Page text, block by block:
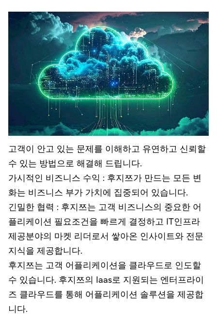
고객이 안고 있는 문제를 이해하고 유연하고 신뢰할
수 있는 방법으로 해결해 드립니다.
가시적인 비즈니스 수익 : 후지쯔가 만드는 모든 변
화는 비즈니스 부가 가치에 집중되어 있습니다.
긴밀한 협력 : 후지쯔는 고객 비즈니스의 중요한 어
플리케이션 필요조건을 빠르게 결정하고 IT인프라
제공분야의 마켓 리더로서 쌓아온 인사이트와 전문
지식을 제공합니다.
후지쯔는 고객 어플리케이션을 클라우드로 인도할
수 있습니다. 후지쯔의 Iaas로 지원되는 엔터프라이
즈 클라우드를 통해 어플리케이션 솔루션을 제공합
니다.